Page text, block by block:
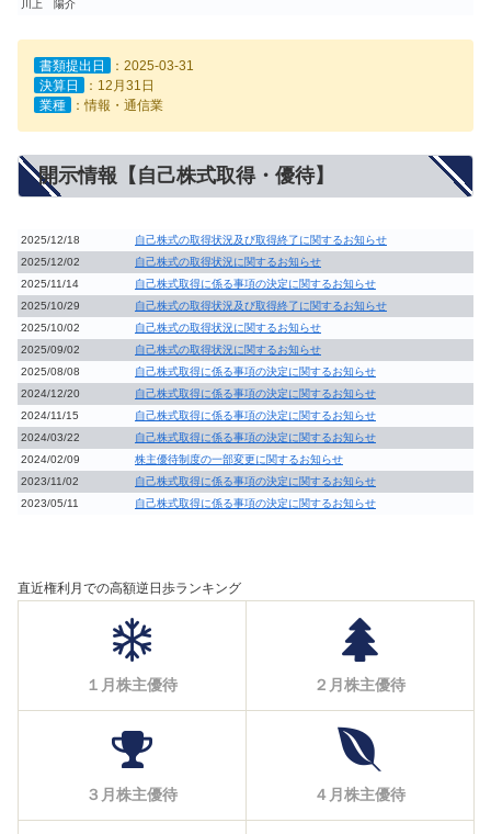
川上 陽介
書類提出日
：2025-03-31
決算日
：12月31日
業種
：情報・通信業
開示情報【自己株式取得・優待】
2025/12/18
自己株式の取得状況及び取得終了に関するお知らせ
2025/12/02
自己株式の取得状況に関するお知らせ
2025/11/14
自己株式取得に係る事項の決定に関するお知らせ
2025/10/29
自己株式の取得状況及び取得終了に関するお知らせ
2025/10/02
自己株式の取得状況に関するお知らせ
2025/09/02
自己株式の取得状況に関するお知らせ
2025/08/08
自己株式取得に係る事項の決定に関するお知らせ
2024/12/20
自己株式取得に係る事項の決定に関するお知らせ
2024/11/15
自己株式取得に係る事項の決定に関するお知らせ
2024/03/22
自己株式取得に係る事項の決定に関するお知らせ
2024/02/09
株主優待制度の一部変更に関するお知らせ
2023/11/02
自己株式取得に係る事項の決定に関するお知らせ
2023/05/11
自己株式取得に係る事項の決定に関するお知らせ
直近権利月での高額逆日歩ランキング
１月株主優待 ２月株主優待
３月株主優待 ４月株主優待